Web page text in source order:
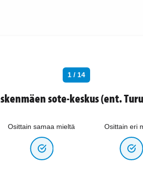
1 / 14
sote-keskus (ent.
Osittain samaa mieltä Osittain eri